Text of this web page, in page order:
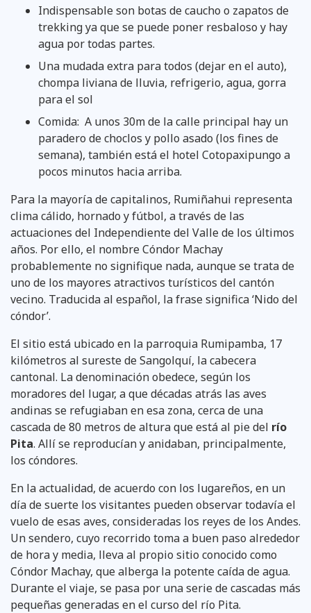
Indispensable son botas de caucho o zapatos de
trekking ya que se puede poner resbaloso y hay
agua por todas partes.
Una mudada extra para todos (dejar en el auto),
chompa liviana de lluvia, refrigerio, agua, gorra
para el sol
Comida: A unos 30m de la calle principal hay un
paradero de choclos y pollo asado (los fines de
semana), también está el hotel Cotopaxipungo a
pocos minutos hacia arriba.
Para la mayoría de capitalinos, Rumiñahui representa
clima cálido, hornado y fútbol, a través de las
actuaciones del Independiente del Valle de los últimos
años. Por ello, el nombre Cóndor Machay
probablemente no signifique nada, aunque se trata de
uno de los mayores atractivos turísticos del cantón
vecino. Traducida al español, la frase significa ‘Nido del
cóndor’.
El sitio está ubicado en la parroquia Rumipamba, 17
kilómetros al sureste de Sangolquí, la cabecera
cantonal. La denominación obedece, según los
moradores del lugar, a que décadas atrás las aves
andinas se refugiaban en esa zona, cerca de una
cascada de 80 metros de altura que está al pie del río
Pita. Allí se reproducían y anidaban, principalmente,
los cóndores.
En la actualidad, de acuerdo con los lugareños, en un
día de suerte los visitantes pueden observar todavía el
vuelo de esas aves, consideradas los reyes de los Andes.
Un sendero, cuyo recorrido toma a buen paso alrededor
de hora y media, lleva al propio sitio conocido como
Cóndor Machay, que alberga la potente caída de agua.
Durante el viaje, se pasa por una serie de cascadas más
pequeñas generadas en el curso del río Pita.